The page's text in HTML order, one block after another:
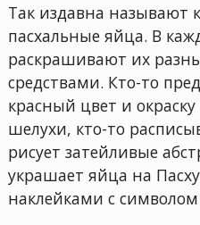
Так издавна называют
пасхальные яйца. В
раскрашивают их
средствами. Кто-то
красный цвет и
шелухи, кто-то
рисует затейливые
украшает яйца на
наклейками с символом